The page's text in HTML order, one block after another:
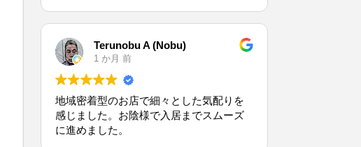
ればお世話になりたいと考えておりま
Terunobu A (Nobu)
1 か月 前
地域密着型のお店で細々とした気配りを
感じました。お陰様で入居までスムーズ
に進めました。